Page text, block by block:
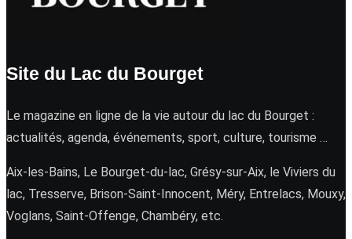
Site du Lac du Bourget
Le magazine en ligne de la vie autour du lac du Bourget :
actualités, agenda, événements, sport, culture, tourisme …
Aix-les-Bains, Le Bourget-du-lac, Grésy-sur-Aix, le Viviers du
lac, Tresserve, Brison-Saint-Innocent, Méry, Entrelacs, Mouxy,
Voglans, Saint-Offenge, Chambéry, etc.